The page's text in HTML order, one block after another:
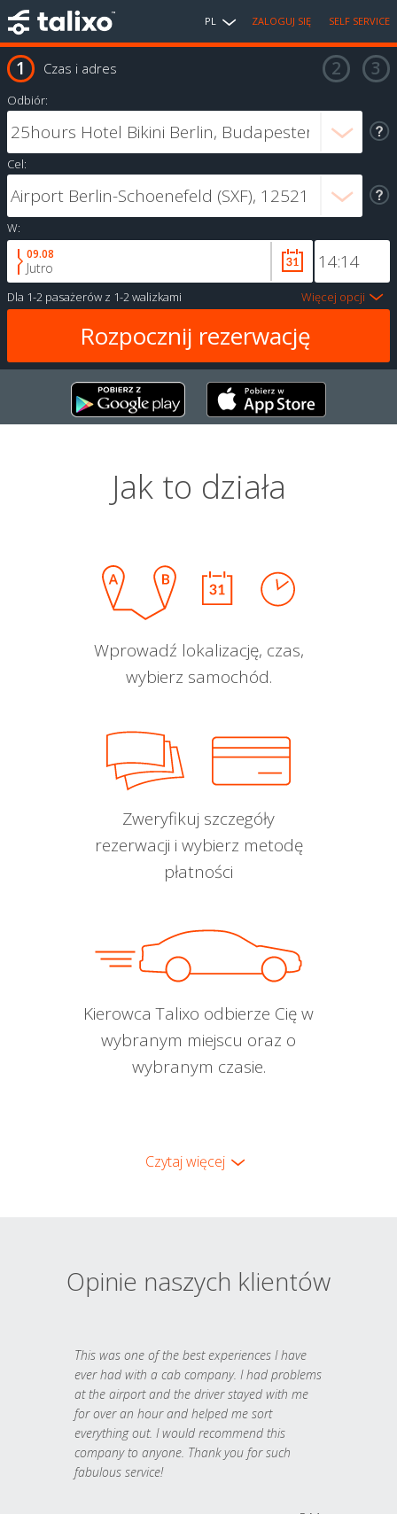
PL ZALOGUJ SIĘ SELF SERVICE
Czas i adres
Odbiór:
Cel:
W:
09.08
Jutro
Dla 1-2 pasażerów z 1-2 walizkami Więcej opcji
Jak to działa
Wprowadź lokalizację, czas,
wybierz samochód.
Zweryfikuj szczegóły
rezerwacji i wybierz metodę
płatności
Kierowca Talixo odbierze Cię w
wybranym miejscu oraz o
wybranym czasie.
Czytaj więcej
Opinie naszych klientów
This was one of the best experiences I have
ever had with a cab company. I had problems
at the airport and the driver stayed with me
for over an hour and helped me sort
everything out. I would recommend this
company to anyone. Thank you for such
fabulous service!